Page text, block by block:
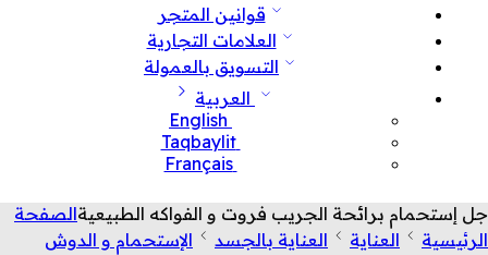
قوانين المتجر
العلامات التجارية
التسويق بالعمولة
العربية
English
Taqbaylit
Français
جل إستحمام برائحة الجريب فروت و الفواكه الطبيعيةالصفحة
الرئيسية
العناية العناية بالجسد الإستحمام و الدوش